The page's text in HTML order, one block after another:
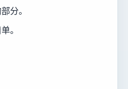
分。
。